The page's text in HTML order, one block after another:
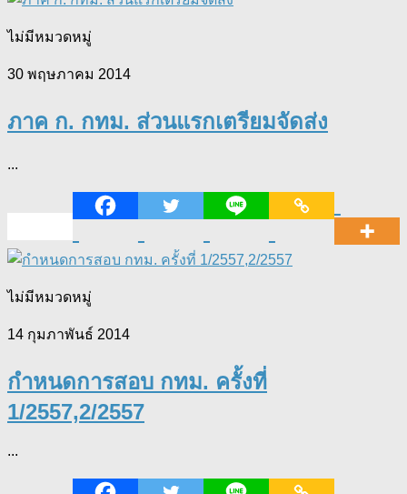
ไม่มีหมวดหมู่
30 พฤษภาคม 2014
ภาค ก. กทม. ส่วนแรกเตรียมจัดส่ง
...
ไม่มีหมวดหมู่
14 กุมภาพันธ์ 2014
กำหนดการสอบ กทม. ครั้งที่
1/2557,2/2557
...